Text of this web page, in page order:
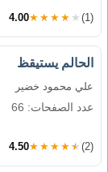
4.00★★★★★ (1)
الحالم يستيقظ
علي محمود خضير
عدد الصفحات: 66
4.50★★★★★ (2)